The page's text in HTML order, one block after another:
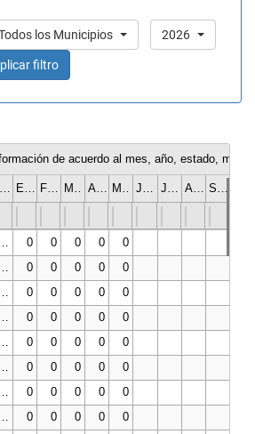
los Municipios 2026
filtro
de acuerdo al mes, año, estado,
Unidad de medida Enero Febrero Marzo Abril Mayo Junio Julio Agosto Septiembre
0 0 0 0
0
0 0 0 0
0
0 0 0 0
0
0 0 0 0
0
0 0 0 0
0
0 0 0 0
0
0 0 0 0
0
0 0 0 0
0